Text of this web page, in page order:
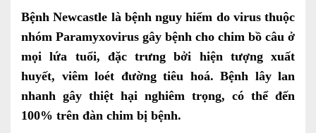
Bệnh Newcastle là bệnh nguy hiểm do virus thuộc
nhóm Paramyxovirus gây bệnh cho chim bồ câu ở
mọi lứa tuổi, đặc trưng bởi hiện tượng xuất
huyết, viêm loét đường tiêu hoá. Bệnh lây lan
nhanh gây thiệt hại nghiêm trọng, có thể đến
100% trên đàn chim bị bệnh.